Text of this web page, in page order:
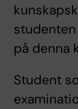
på denna
Student